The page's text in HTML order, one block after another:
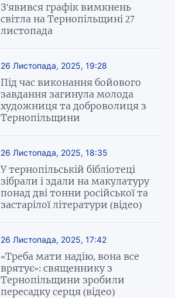
З'явився графік вимкнень
світла на Тернопільщині 27
листопада
26 Листопада, 2025, 19:28
Під час виконання бойового
завдання загинула молода
художниця та доброволиця з
Тернопільщини
26 Листопада, 2025, 18:35
У тернопільській бібліотеці
зібрали і здали на макулатуру
понад дві тонни російської та
застарілої літератури (відео)
26 Листопада, 2025, 17:42
«Треба мати надію, вона все
врятує»: священнику з
Тернопільщини зробили
пересадку серця (відео)